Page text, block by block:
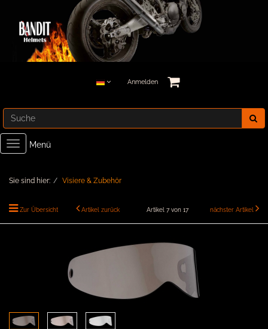
Anmelden
Toggle
navigation
Menü
Sie sind hier: Visiere & Zubehör
Zur Übersicht Artikel zurück Artikel 7 von 17 nächster Artikel